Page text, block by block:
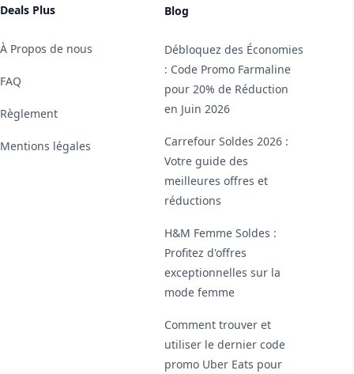
Deals Plus
À Propos de nous
FAQ
Règlement
Mentions légales
Blog
Débloquez des Économies
: Code Promo Farmaline
pour 20% de Réduction
en Juin 2026
Carrefour Soldes 2026 :
Votre guide des
meilleures offres et
réductions
H&M Femme Soldes :
Profitez d'offres
exceptionnelles sur la
mode femme
Comment trouver et
utiliser le dernier code
promo Uber Eats pour